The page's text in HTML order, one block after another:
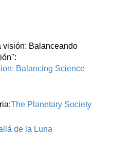
visión: Balanceando
Balancing Science
The Planetary Society
de la Luna